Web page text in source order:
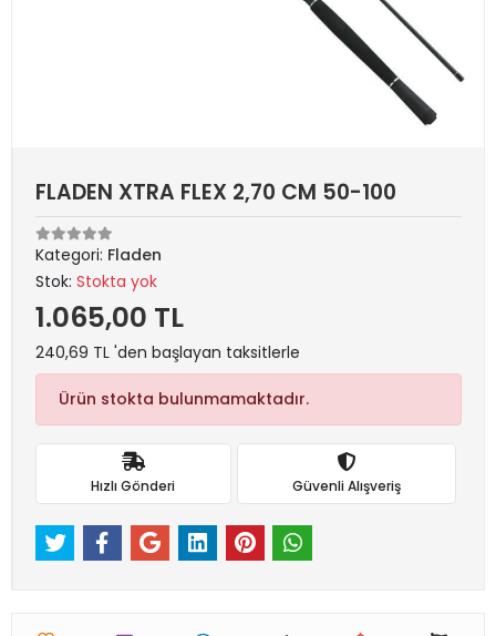
FLADEN XTRA FLEX 2,70 CM 50-100
Kategori: Fladen
Stok: Stokta yok
1.065,00 TL
240,69 TL 'den başlayan taksitlerle
Ürün stokta bulunmamaktadır.
Hızlı Gönderi Güvenli Alışveriş